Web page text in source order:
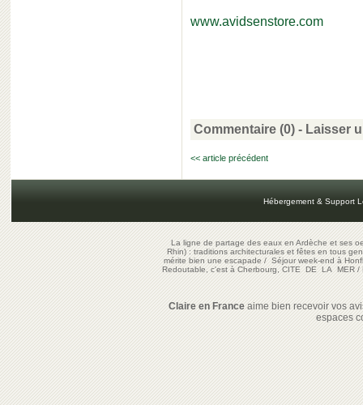
www.avidsenstore.com
Commentaire (0) - Laisser
<< article précédent
Hébergement & Support
La ligne de partage des eaux en Ardèche et ses
Rhin) : traditions architecturales et fêtes en tous
mérite bien une escapade/Séjour week-end à
Redoutable, c'est à Cherbourg, CITE DE LA MER/
Claire en Franceaime bien recevoir vos
espaces